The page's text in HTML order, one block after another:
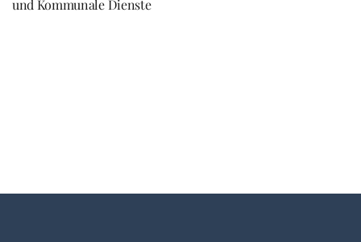
und Kommunale Dienste